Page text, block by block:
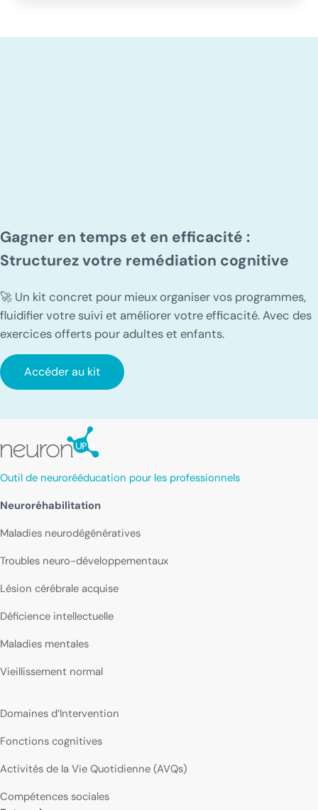
Gagner en temps et en efficacité :
Structurez votre remédiation cognitive
🚀 Un kit concret pour mieux organiser vos programmes,
fluidifier votre suivi et améliorer votre efficacité. Avec des
exercices offerts pour adultes et enfants.
Accéder au kit
Outil de neurorééducation pour les professionnels
Neuroréhabilitation
Maladies neurodégénératives
Troubles neuro-développementaux
Lésion cérébrale acquise
Déficience intellectuelle
Maladies mentales
Vieillissement normal
Domaines d’Intervention
Fonctions cognitives
Activités de la Vie Quotidienne (AVQs)
Compétences sociales